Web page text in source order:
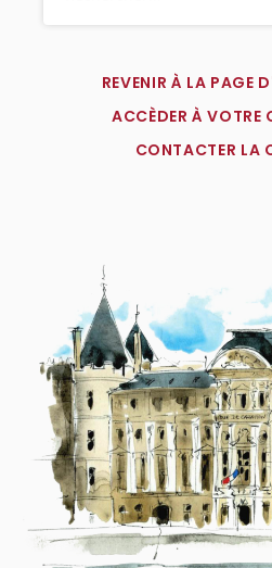
REVENIR À LA PAGE
ACCÈDER À VOTRE
CONTACTER LA